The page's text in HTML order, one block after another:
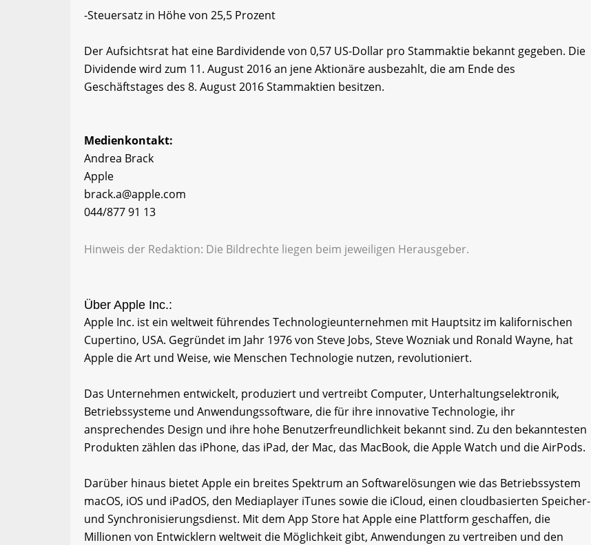
-Steuersatz in Höhe von 25,5 Prozent
Der Aufsichtsrat hat eine Bardividende von 0,57 US-Dollar pro Stammaktie bekannt gegeben. Die
Dividende wird zum 11. August 2016 an jene Aktionäre ausbezahlt, die am Ende des
Geschäftstages des 8. August 2016 Stammaktien besitzen.
Medienkontakt:
Andrea Brack
Apple
brack.a@apple.com
044/877 91 13
Hinweis der Redaktion: Die Bildrechte liegen beim jeweiligen Herausgeber.
Über Apple Inc.:
Apple Inc. ist ein weltweit führendes Technologieunternehmen mit Hauptsitz im kalifornischen
Cupertino, USA. Gegründet im Jahr 1976 von Steve Jobs, Steve Wozniak und Ronald Wayne, hat
Apple die Art und Weise, wie Menschen Technologie nutzen, revolutioniert.
Das Unternehmen entwickelt, produziert und vertreibt Computer, Unterhaltungselektronik,
Betriebssysteme und Anwendungssoftware, die für ihre innovative Technologie, ihr
ansprechendes Design und ihre hohe Benutzerfreundlichkeit bekannt sind. Zu den bekanntesten
Produkten zählen das iPhone, das iPad, der Mac, das MacBook, die Apple Watch und die AirPods.
Darüber hinaus bietet Apple ein breites Spektrum an Softwarelösungen wie das Betriebssystem
macOS, iOS und iPadOS, den Mediaplayer iTunes sowie die iCloud, einen cloudbasierten Speicher-
und Synchronisierungsdienst. Mit dem App Store hat Apple eine Plattform geschaffen, die
Millionen von Entwicklern weltweit die Möglichkeit gibt, Anwendungen zu vertreiben und den